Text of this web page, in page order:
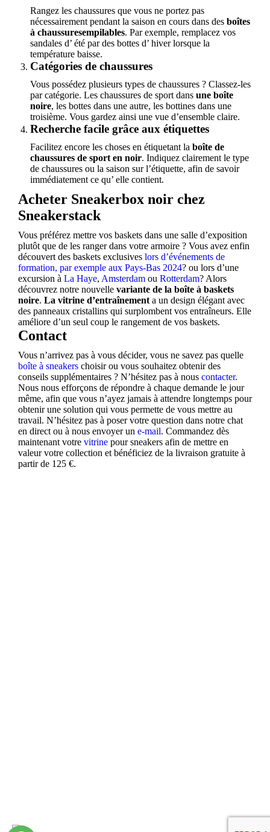
Rangez les chaussures que vous ne portez pas
nécessairement pendant la saison en cours dans des boîtes
à chaussuresempilables. Par exemple, remplacez vos
sandales d’ été par des bottes d’ hiver lorsque la
température baisse.
Catégories de chaussures
Vous possédez plusieurs types de chaussures ? Classez-les
par catégorie. Les chaussures de sport dans une boîte
noire, les bottes dans une autre, les bottines dans une
troisième. Vous gardez ainsi une vue d’ensemble claire.
Recherche facile grâce aux étiquettes
Facilitez encore les choses en étiquetant la boîte de
chaussures de sport en noir. Indiquez clairement le type
de chaussures ou la saison sur l’étiquette, afin de savoir
immédiatement ce qu’ elle contient.
Acheter Sneakerbox noir chez
Sneakerstack
Vous préférez mettre vos baskets dans une salle d’exposition
plutôt que de les ranger dans votre armoire ? Vous avez enfin
découvert des baskets exclusives lors d’événements de
formation, par exemple aux Pays-Bas 2024? ou lors d’une
excursion à La Haye, Amsterdam ou Rotterdam? Alors
découvrez notre nouvelle variante de la boîte à baskets
noire. La vitrine d’entraînement a un design élégant avec
des panneaux cristallins qui surplombent vos entraîneurs. Elle
améliore d’un seul coup le rangement de vos baskets.
Contact
Vous n’arrivez pas à vous décider, vous ne savez pas quelle
boîte à sneakers choisir ou vous souhaitez obtenir des
conseils supplémentaires ? N’hésitez pas à nous contacter.
Nous nous efforçons de répondre à chaque demande le jour
même, afin que vous n’ayez jamais à attendre longtemps pour
obtenir une solution qui vous permette de vous mettre au
travail. N’hésitez pas à poser votre question dans notre chat
en direct ou à nous envoyer un e-mail. Commandez dès
maintenant votre vitrine pour sneakers afin de mettre en
valeur votre collection et bénéficiez de la livraison gratuite à
partir de 125 €.